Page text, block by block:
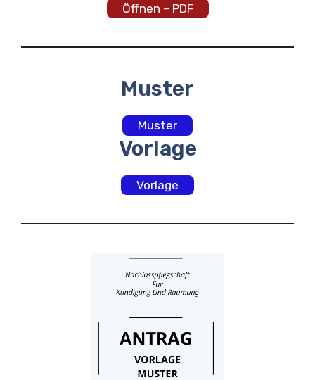
Öffnen – PDF
Muster
Muster
Vorlage
Vorlage